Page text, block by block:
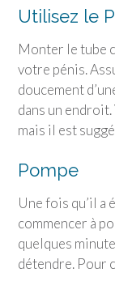
Utilisez le
Monter le tube
votre pénis.
doucement
dans un
mais il est
Pompe
Une fois qu’il a
commencer à
quelques
détendre. Pour